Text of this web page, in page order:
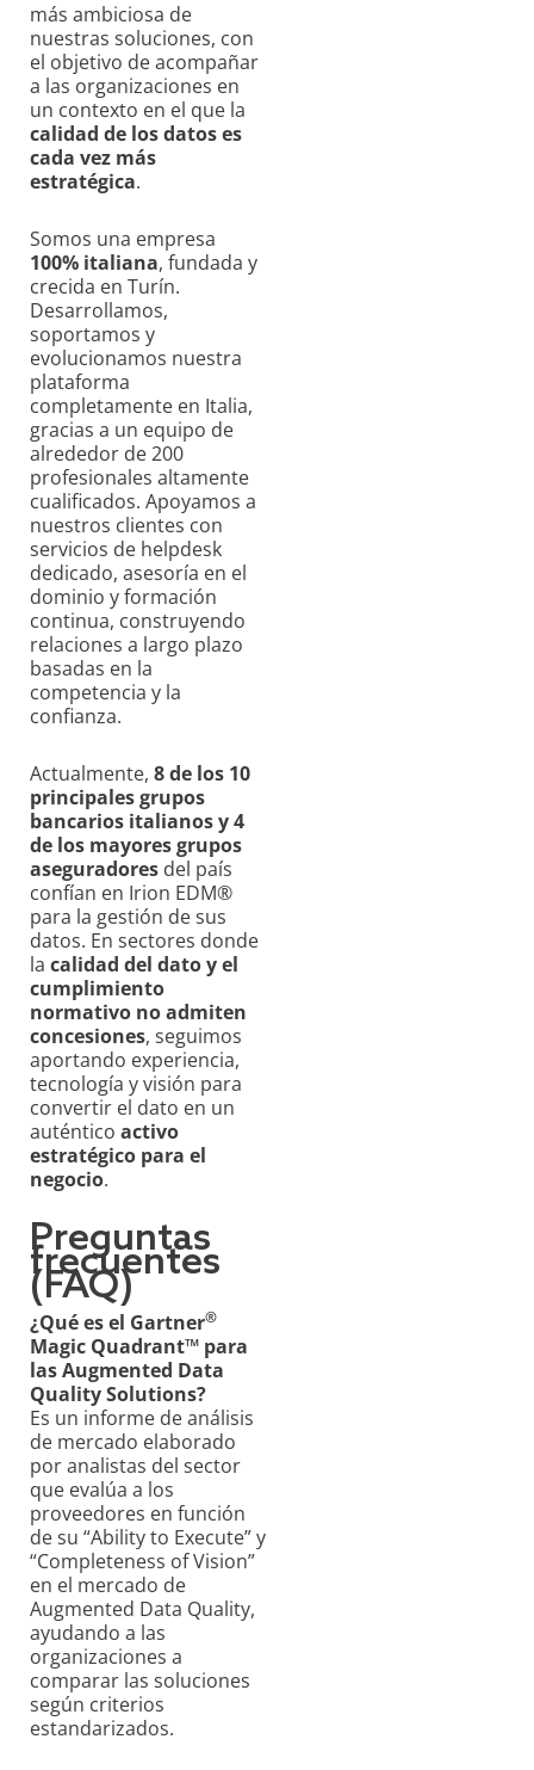
más ambiciosa de
nuestras soluciones, con
el objetivo de acompañar
a las organizaciones en
un contexto en el que la
calidad de los datos es
cada vez más
estratégica.
Somos una empresa
100% italiana, fundada y
crecida en Turín.
Desarrollamos,
soportamos y
evolucionamos nuestra
plataforma
completamente en Italia,
gracias a un equipo de
alrededor de 200
profesionales altamente
cualificados. Apoyamos a
nuestros clientes con
servicios de helpdesk
dedicado, asesoría en el
dominio y formación
continua, construyendo
relaciones a largo plazo
basadas en la
competencia y la
confianza.
Actualmente, 8 de los 10
principales grupos
bancarios italianos y 4
de los mayores grupos
aseguradores del país
confían en Irion EDM®
para la gestión de sus
datos. En sectores donde
la calidad del dato y el
cumplimiento
normativo no admiten
concesiones, seguimos
aportando experiencia,
tecnología y visión para
convertir el dato en un
auténtico activo
estratégico para el
negocio.
Preguntas
frecuentes
(FAQ)
¿Qué es el Gartner®
Magic Quadrant™ para
las Augmented Data
Quality Solutions?
Es un informe de análisis
de mercado elaborado
por analistas del sector
que evalúa a los
proveedores en función
de su “Ability to Execute” y
“Completeness of Vision”
en el mercado de
Augmented Data Quality,
ayudando a las
organizaciones a
comparar las soluciones
según criterios
estandarizados.